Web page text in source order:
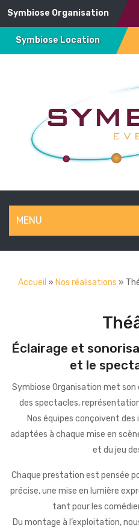
Symbiose Organisation
Symbiose Location
MENU
SYMBIOSE EVENT
Éclairage
Soirée et Mariage
Accueil » Nos réalisations »
Éclairage et
et le
Symbiose Organisation met
des spectacles,
Nos équipes conçoivent
adaptées à chaque mise en
et du jeu
Chaque prestation est pensée
précise, une mise en lumière
tant pour les
Du montage à l’exploitation,